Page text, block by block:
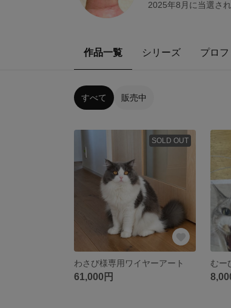
2025年8月に当選さ
作品一覧 シリーズ プロ
すべて 販売中
SOLD OUT
わさび様専用ワイヤーアート
61,000円
むー